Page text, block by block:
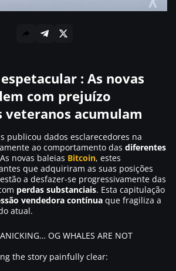
: As novas
com prejuízo
veteranos acumulam
publicou dados esclarecedores na
ao comportamento das diferentes
novas baleias Bitcoin, estes
que adquiriram as suas posições
a desfazer-se progressivamente das
perdas substanciais. Esta capitulação
vendedora contínua que fragiliza a
atual.
OG WHALES ARE NOT
the story painfully clear: